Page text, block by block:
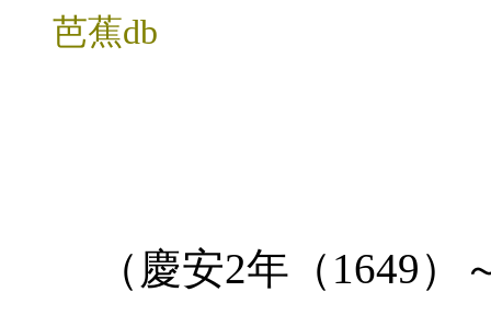
芭蕉db
（慶安2年（1649